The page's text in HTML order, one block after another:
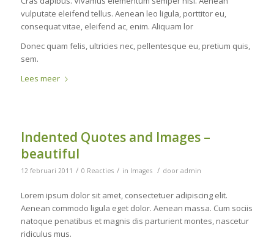
vulputate eleifend tellus. Aenean leo ligula, porttitor eu,
consequat vitae, eleifend ac, enim. Aliquam lor
Donec quam felis, ultricies nec, pellentesque eu, pretium quis,
sem.
Lees meer
Indented Quotes and Images –
beautiful
12 februari 2011 / 0 Reacties / in Images / door admin
Lorem ipsum dolor sit amet, consectetuer adipiscing elit.
Aenean commodo ligula eget dolor. Aenean massa. Cum sociis
natoque penatibus et magnis dis parturient montes, nascetur
ridiculus mus.